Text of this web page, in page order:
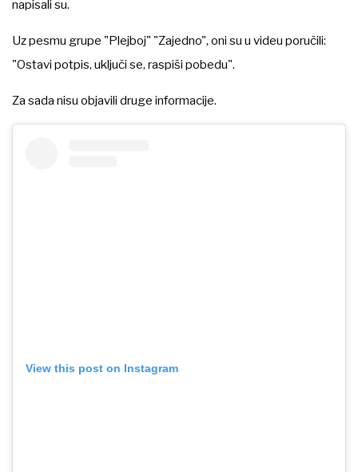
napisali su.
Uz pesmu grupe "Plejboj" "Zajedno", oni su u videu poručili:
"Ostavi potpis, uključi se, raspiši pobedu".
Za sada nisu objavili druge informacije.
View this post on Instagram